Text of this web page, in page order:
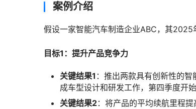
案例介绍
假设一家智能汽车制造企业ABC，其2025
目标1：提升产品竞争力
关键结果1 ：推出两款具有创新性的
成车型设计和研发工作，第四季度开始
关键结果2：将产品的平均续航里程